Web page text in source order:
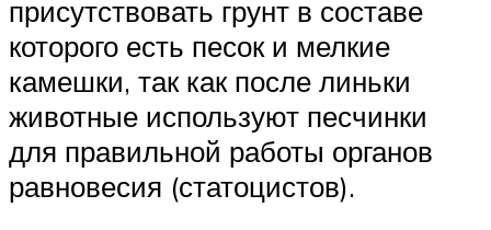
присутствовать грунт в составе
которого есть песок и мелкие
камешки, так как после линьки
животные используют песчинки
для правильной работы органов
равновесия (статоцистов).